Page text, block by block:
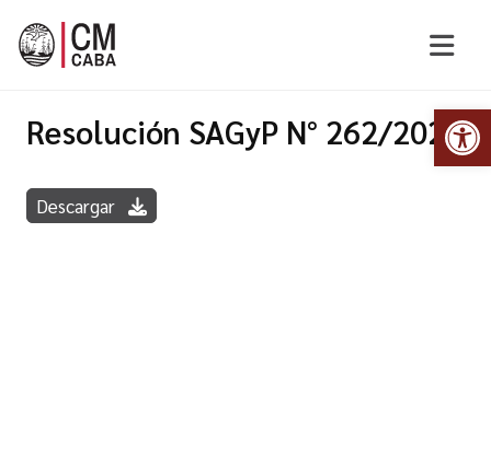
Resolución SAGyP N° 262/2020
Descargar